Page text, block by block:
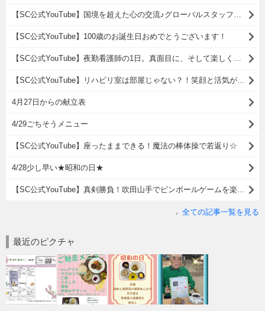
【SC公式YouTube】国境を超えた心の交流♪グローバルスタッフとの穏やかなひととき
【SC公式YouTube】100歳のお誕生日おめでとうございます！
【SC公式YouTube】夜勤看護師の1日。真面目に、そして楽しく働くスタッフの様子をお届けします！
【SC公式YouTube】リハビリ室は部屋じゃない？！笑顔と活気があふれるリハビリのカタチ
4月27日からの献立表
4/29ごちそうメニュー
【SC公式YouTube】座ったままできる！魔法の棒体操で若返り☆
4/28少し早い★昭和の日★
【SC公式YouTube】真剣勝負！吹田山手でピンボールゲームを楽しみました( ^)o(^ )
全ての記事一覧を見る
最近のピクチャ